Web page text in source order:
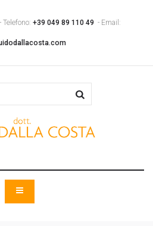
- Telefono: +39 049 89 110 49 - Email: